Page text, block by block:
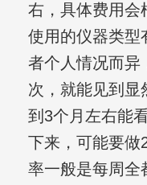
右，具体费用会
使用的仪器类型
者个人情况而异
次，就能见到显
到3个月左右能
下来，可能要做
率一般是每周全